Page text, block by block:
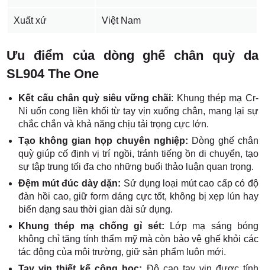
Xuất xứ Việt Nam
Ưu điểm của dòng ghế chân quỳ da
SL904 The One
Kết cấu chân quỳ siêu vững chãi: Khung thép mạ Cr-
Ni uốn cong liền khối từ tay vịn xuống chân, mang lại sự
chắc chắn và khả năng chịu tải trọng cực lớn.
Tạo không gian họp chuyên nghiệp: Dòng ghế chân
quỳ giúp cố định vị trí ngồi, tránh tiếng ồn di chuyển, tạo
sự tập trung tối đa cho những buổi thảo luận quan trọng.
Đệm mút đúc dày dặn: Sử dụng loại mút cao cấp có độ
đàn hồi cao, giữ form dáng cực tốt, không bị xẹp lún hay
biến dạng sau thời gian dài sử dụng.
Khung thép mạ chống gỉ sét:
Lớp mạ sáng bóng
không chỉ tăng tính thẩm mỹ mà còn bảo vệ ghế khỏi các
tác động của môi trường, giữ sản phẩm luôn mới.